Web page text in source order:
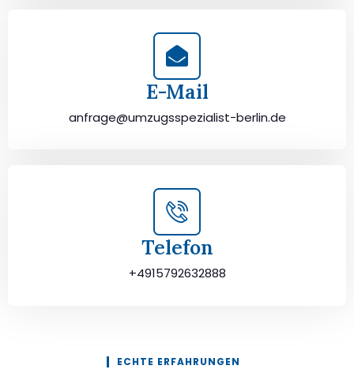
E-Mail
anfrage@umzugsspezialist-berlin.de
Telefon
+4915792632888
ECHTE ERFAHRUNGEN